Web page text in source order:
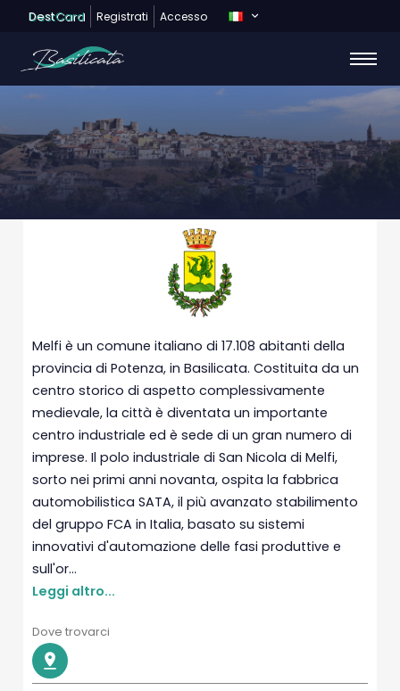
DestCard Registrati Accesso
Melfi è un comune italiano di 17.108 abitanti della
provincia di Potenza, in Basilicata. Costituita da un
centro storico di aspetto complessivamente
medievale, la città è diventata un importante
centro industriale ed è sede di un gran numero di
imprese. Il polo industriale di San Nicola di Melfi,
sorto nei primi anni novanta, ospita la fabbrica
automobilistica SATA, il più avanzato stabilimento
del gruppo FCA in Italia, basato su sistemi
innovativi d'automazione delle fasi produttive e
sull'or...
Leggi altro...
Dove trovarci